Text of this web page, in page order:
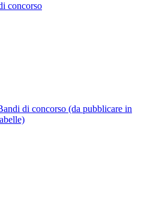
concorso
di concorso (da pubblicare in